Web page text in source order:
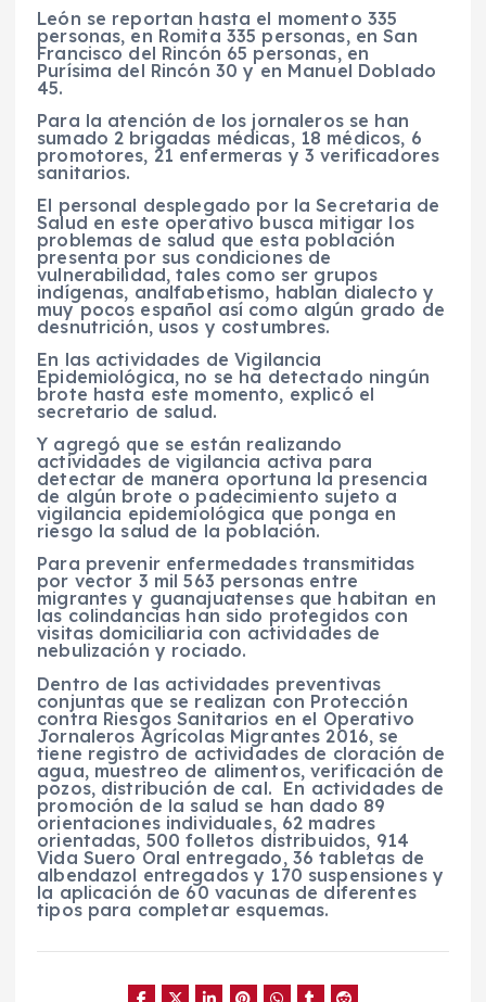
León se reportan hasta el momento 335
personas, en Romita 335 personas, en San
Francisco del Rincón 65 personas, en
Purísima del Rincón 30 y en Manuel Doblado
45.
Para la atención de los jornaleros se han
sumado 2 brigadas médicas, 18 médicos, 6
promotores, 21 enfermeras y 3 verificadores
sanitarios.
El personal desplegado por la Secretaria de
Salud en este operativo busca mitigar los
problemas de salud que esta población
presenta por sus condiciones de
vulnerabilidad, tales como ser grupos
indígenas, analfabetismo, hablan dialecto y
muy pocos español así como algún grado de
desnutrición, usos y costumbres.
En las actividades de Vigilancia
Epidemiológica, no se ha detectado ningún
brote hasta este momento, explicó el
secretario de salud.
Y agregó que se están realizando
actividades de vigilancia activa para
detectar de manera oportuna la presencia
de algún brote o padecimiento sujeto a
vigilancia epidemiológica que ponga en
riesgo la salud de la población.
Para prevenir enfermedades transmitidas
por vector 3 mil 563 personas entre
migrantes y guanajuatenses que habitan en
las colindancias han sido protegidos con
visitas domiciliaria con actividades de
nebulización y rociado.
Dentro de las actividades preventivas
conjuntas que se realizan con Protección
contra Riesgos Sanitarios en el Operativo
Jornaleros Agrícolas Migrantes 2016, se
tiene registro de actividades de cloración de
agua, muestreo de alimentos, verificación de
pozos, distribución de cal. En actividades de
promoción de la salud se han dado 89
orientaciones individuales, 62 madres
orientadas, 500 folletos distribuidos, 914
Vida Suero Oral entregado, 36 tabletas de
albendazol entregados y 170 suspensiones y
la aplicación de 60 vacunas de diferentes
tipos para completar esquemas.